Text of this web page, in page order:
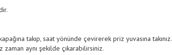
takıp, saat yönünde çevirerek priz yuvasına takınız.
zaman aynı şekilde çıkarabilirsiniz.